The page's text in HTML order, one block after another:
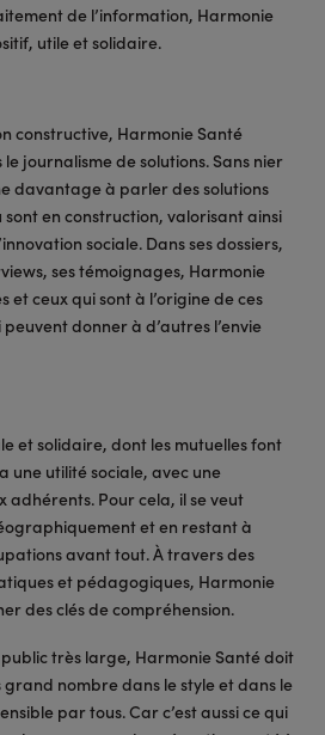
de l’information, Harmonie
utile et solidaire.
constructive, Harmonie Santé
journalisme de solutions. Sans nier
davantage à parler des solutions
en construction, valorisant ainsi
sociale. Dans ses dossiers,
ses témoignages, Harmonie
et ceux qui sont à l’origine de ces
donner à d’autres l’envie
et solidaire, dont les mutuelles font
une utilité sociale, avec une
adhérents. Pour cela, il se veut
et en restant à
avant tout. À travers des
et pédagogiques, Harmonie
des clés de compréhension.
public très large, Harmonie Santé doit
nombre dans le style et dans le
par tous. Car c’est aussi ce qui